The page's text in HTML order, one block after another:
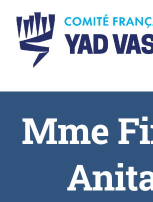
content
Mme